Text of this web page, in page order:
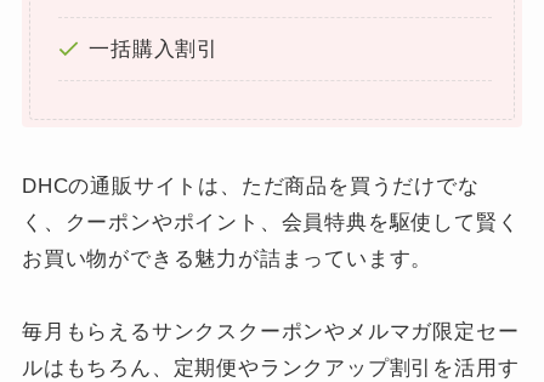
一括購入割引
DHCの通販サイトは、ただ商品を買うだけでな
く、クーポンやポイント、会員特典を駆使して賢く
お買い物ができる魅力が詰まっています。
毎月もらえるサンクスクーポンやメルマガ限定セー
ルはもちろん、定期便やランクアップ割引を活用す